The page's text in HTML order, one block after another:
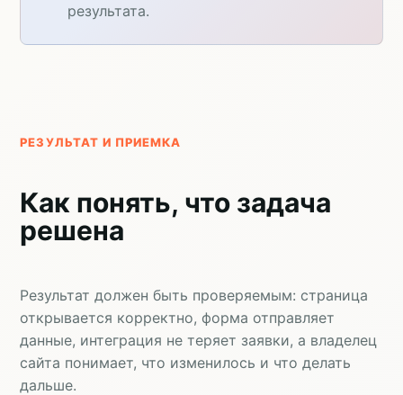
результата.
РЕЗУЛЬТАТ И ПРИЕМКА
Как понять, что задача
решена
Результат должен быть проверяемым: страница
открывается корректно, форма отправляет
данные, интеграция не теряет заявки, а владелец
сайта понимает, что изменилось и что делать
дальше.